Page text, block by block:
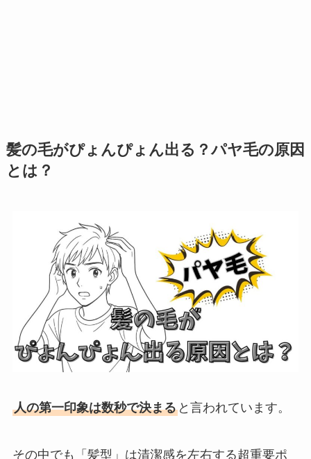
髪の毛がぴょんぴょん出る？パヤ毛の原因
とは？
人の第一印象は数秒で決まると言われています。
その中でも「髪型」は清潔感を左右する超重要ポ